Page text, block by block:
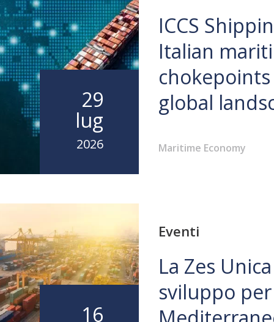
29
lug
2026
ICCS
Italian
global
Maritime Economy
16
Eventi
La Zes
sviluppo